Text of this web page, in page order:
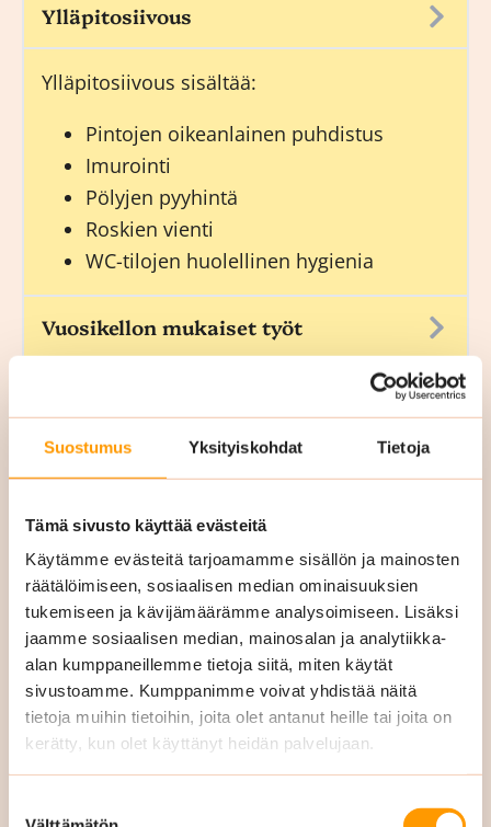
Suostumus Yksityiskohdat Tietoja
Tämä sivusto käyttää evästeitä
Käytämme evästeitä tarjoamamme sisällön ja mainosten
räätälöimiseen, sosiaalisen median ominaisuuksien
tukemiseen ja kävijämäärämme analysoimiseen. Lisäksi
jaamme sosiaalisen median, mainosalan ja analytiikka-
alan kumppaneillemme tietoja siitä, miten käytät
sivustoamme. Kumppanimme voivat yhdistää näitä
tietoja muihin tietoihin, joita olet antanut heille tai joita on
kerätty, kun olet käyttänyt heidän palvelujaan.
Ylläpitosiivous
Ylläpitosiivous sisältää:
Pintojen oikeanlainen puhdistus
Imurointi
Pölyjen pyyhintä
Roskien vienti
WC-tilojen huolellinen hygienia
Vuosikellon mukaiset työt
Vuosikellon mukaiset isommat siivoustyöt:
Suursiivoukset
Ikkunanpesut
Lattioiden peruspesu sekä suojaus
Toimistoemäntä-palvelu
Jos haluatte ulkoistaa arjen pienet työt,
meidäntoimistoemäntämmehoitaa
siivouksen ohella aamukahvien keiton,
kokousjärjestelyt, kauppakäynnit ja